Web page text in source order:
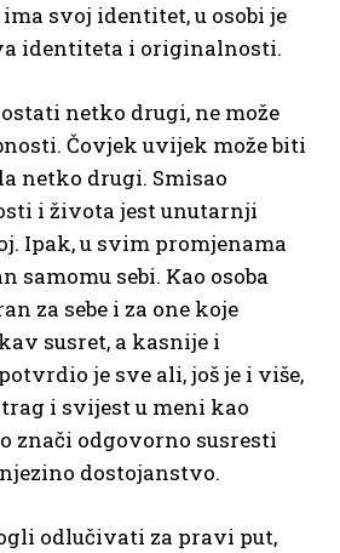
svoj identitet, u osobi je
identiteta i originalnosti.
netko drugi, ne može
Čovjek uvijek može biti
netko drugi. Smisao
i života jest unutarnji
Ipak, u svim promjenama
samomu sebi. Kao osoba
za sebe i za one koje
susret, a kasnije i
je sve ali, još je i više,
i svijest u meni kao
znači odgovorno susresti
dostojanstvo.
odlučivati za pravi put,